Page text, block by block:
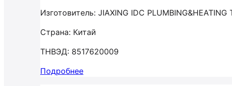
Изготовитель: JIAXING IDC PLUMBING&HEATING
Страна: Китай
ТНВЭД: 8517620009
Подробнее